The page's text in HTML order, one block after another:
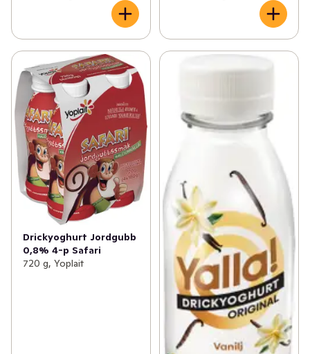
Drickyoghurt Jordgubb
0,8% 4-p Safari
720 g, Yoplait